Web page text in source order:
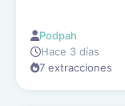
Podpah
Hace 3 días
7 extracciones